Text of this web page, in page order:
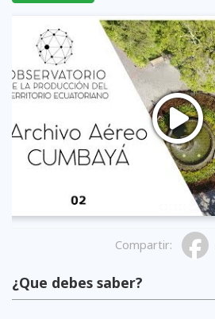
Previous
Compartir:
¿Que debes saber?